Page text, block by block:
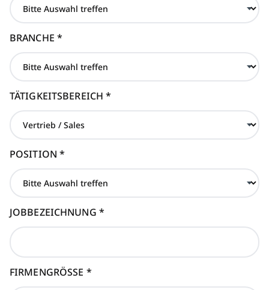
BRANCHE *
TÄTIGKEITSBEREICH*
POSITION*
JOBBEZEICHNUNG *
FIRMENGRÖSSE *